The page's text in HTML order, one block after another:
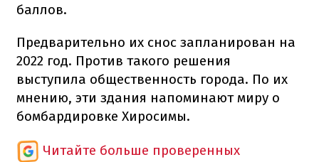
баллов.
Предварительно их снос запланирован на
2022 год. Против такого решения
выступила общественность города. По их
мнению, эти здания напоминают миру о
бомбардировке Хиросимы.
Читайте больше проверенных